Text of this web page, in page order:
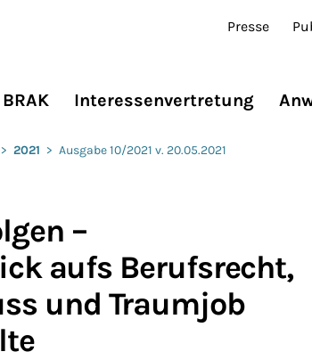
Presse
Interessenvertretung
> 2021 > Ausgabe 10/2021 v. 20.05.2021
–
aufs Berufsrecht,
und Traumjob